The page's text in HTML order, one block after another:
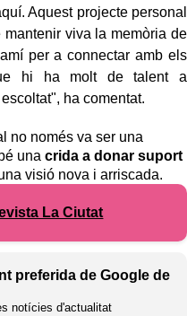
Aquest projecte personal
mantenir viva la memòria de
per a connectar amb els
hi ha molt de talent a
ha comentat.
no només va ser una
una crida a donar suport
visió nova i arriscada.
La Ciutat
preferida de Google de
notícies d'actualitat